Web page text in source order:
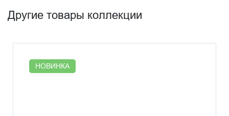
Другие товары коллекции
НОВИНКА